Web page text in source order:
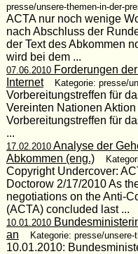
presse/unsere-themen-in-der-
ACTA nur noch wenige
nach Abschluss der
der Text des Abkommen
wird bei dem ...
07.06.2010Forderungen
Internet
Kategorie: presse/
Vorbereitungstreffen für
Vereinten Nationen
Vorbereitungstreffen für
...
17.02.2010Analyse der
Abkommen (eng.)
Copyright Undercover:
Doctorow 2/17/2010 As
negotiations on the Anti-
(ACTA) concluded last ...
10.01.2010
an
Kategorie: presse/unsere-
10.01.2010: